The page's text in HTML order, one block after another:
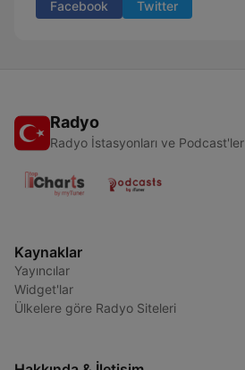
Facebook Twitter
Radyo
Radyo İstasyonları ve Podcast'ler
Kaynaklar
Yayıncılar
Widget'lar
Ülkelere göre Radyo Siteleri